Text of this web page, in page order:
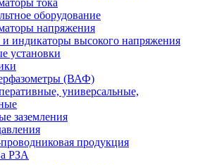
тока
оборудование
напряжения
и индикаторы высокого напряжения
установки
(ВАФ)
универсальные,
заземления
продукция
РЗА